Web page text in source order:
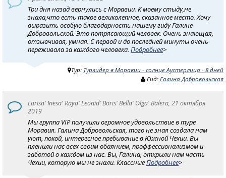
Три дня назад вернулись с Моравии. К моему стыду,не
знала,что есть такое великолепное, сказанное место. Хочу
выразить особую благодарность нашему гиду Галине
Добровольской. Это потрясающий человек. Очень знающая,
отзывчивая, умная. С первой и до последней минуты очень
переживала за каждого человека. Подробнее>
Тур: Турлидер в Моравии - солнце Аустерлица - 8 дней
Гид: Галина Добровольская
Larisa' Inesa' Raya' Leonid' Boris' Bella' Olga' Balera, 21 октября
2019
Мы группа VIP получили огромное удовольствие в туре
Моравия. Галина Добровольская, того не зная создала нам
уют, покой, интересное пребывание в Южной Чехии. Вы
пленили нас всех своим обаянием, проффессионализмом и
заботой о каждом из нас. Вы, Галина, открыли нам часть
Чехии, которую мы не знали. КлассныеПодробнее>